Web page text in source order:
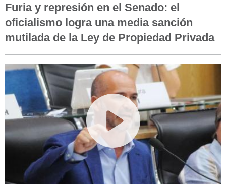
Furia y represión en el Senado: el
oficialismo logra una media sanción
mutilada de la Ley de Propiedad Privada